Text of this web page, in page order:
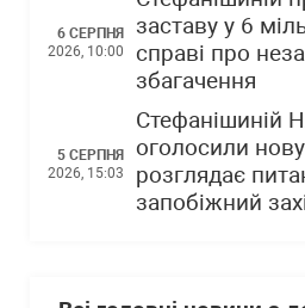
6 СЕРПНЯ
2026, 10:00
заставу у 6
справі про
збагачення
5 СЕРПНЯ
2026, 15:03
Стефанішиній
оголосили
розглядає
запобіжний